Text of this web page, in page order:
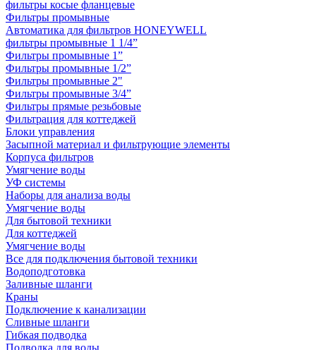
фильтры косые фланцевые
Фильтры промывные
Автоматика для фильтров HONEYWELL
фильтры промывные 1 1/4”
Фильтры промывные 1”
Фильтры промывные 1/2”
Фильтры промывные 2"
Фильтры промывные 3/4”
Фильтры прямые резьбовые
Фильтрация для коттеджей
Блоки управления
Засыпной материал и фильтрующие элементы
Корпуса фильтров
Умягчение воды
УФ системы
Наборы для анализа воды
Умягчение воды
Для бытовой техники
Для коттеджей
Умягчение воды
Все для подключения бытовой техники
Водоподготовка
Заливные шланги
Краны
Подключение к канализации
Сливные шланги
Гибкая подводка
Подводка для воды